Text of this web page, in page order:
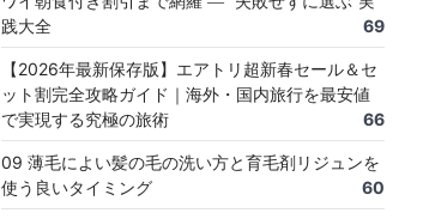
践大全
69
【2026年最新保存版】エアトリ超新春セール＆セ
ット割完全攻略ガイド｜海外・国内旅行を最安値
で実現する究極の旅術
66
09 薄毛によい髪の毛の洗い方と育毛剤リジュンを
使う良いタイミング
60